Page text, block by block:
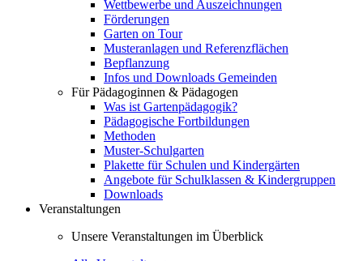
Wettbewerbe und Auszeichnungen
Förderungen
Garten on Tour
Musteranlagen und Referenzflächen
Bepflanzung
Infos und Downloads Gemeinden
Für Pädagoginnen & Pädagogen
Was ist Gartenpädagogik?
Pädagogische Fortbildungen
Methoden
Muster-Schulgarten
Plakette für Schulen und Kindergärten
Angebote für Schulklassen & Kindergruppen
Downloads
Veranstaltungen
Unsere Veranstaltungen im Überblick